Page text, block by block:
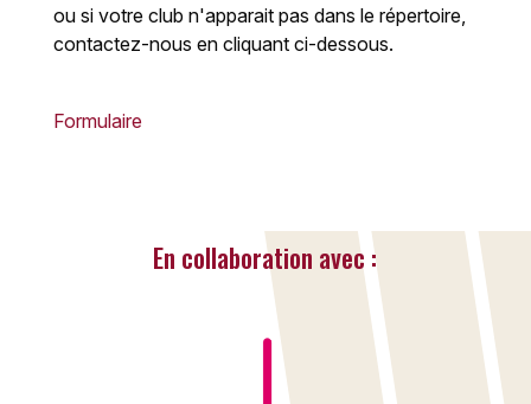
ou si votre club n'apparait pas dans le répertoire,
contactez-nous en cliquant ci-dessous.
Formulaire
En collaboration avec :